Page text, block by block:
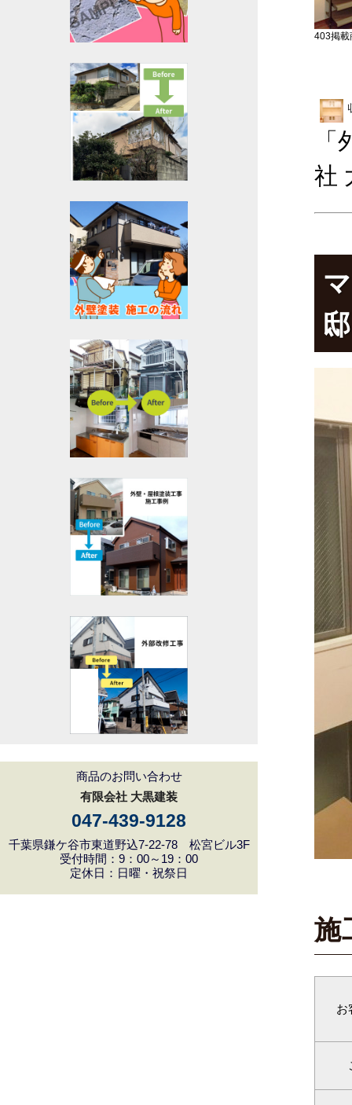
商品のお問い合わせ
有限会社 大黒建装
047-439-9128
千葉県鎌ケ谷市東道野込7-22-78 松宮ビル3F
受付時間：9：00～19：00
定休日：日曜・祝祭日
403掲載
社
邸
施
お